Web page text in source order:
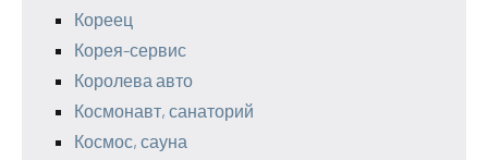
Кореец
Корея-сервис
Королева авто
Космонавт, санаторий
Космос, сауна